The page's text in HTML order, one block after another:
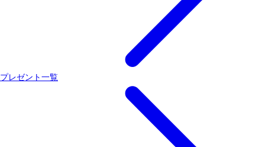
プレゼント一覧